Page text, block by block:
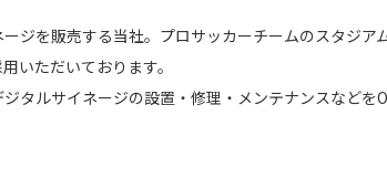
ジを販売する当社。プロサッカーチームのスタジア
いただいております。
タルサイネージの設置・修理・メンテナンスなどを